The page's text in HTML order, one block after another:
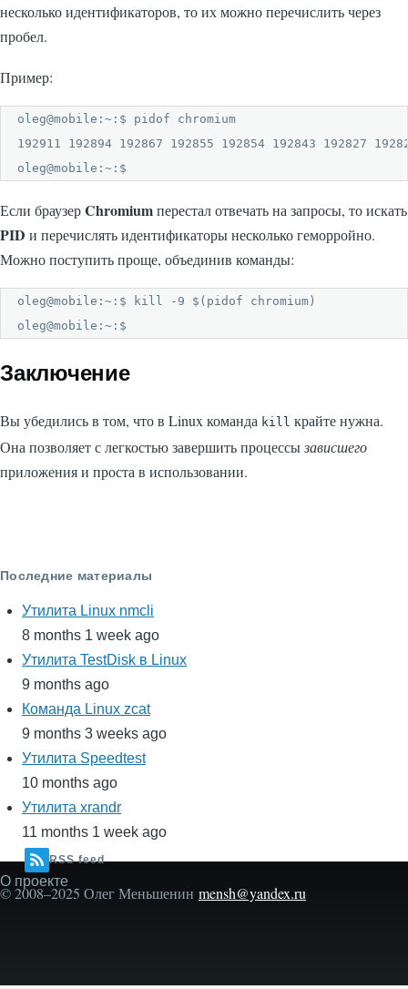
несколько идентификаторов, то их можно перечислить через
пробел.
Пример:
oleg@mobile:~:$ pidof chromium
192911 192894 192867 192855 192854 192843 192827
oleg@mobile:~:$
Если браузерChromiumперестал отвечать на запросы, то искать
PID и перечислять идентификаторы несколько геморройно.
Можно поступить проще, объединив команды:
oleg@mobile:~:$ kill -9 $(pidof chromium)
oleg@mobile:~:$
Заключение
Вы убедились в том, что в Linux команда kill крайте нужна.
Она позволяет с легкостью завершить процессызависшего
приложения и проста в использовании.
Последние материалы
Утилита Linux nmcli
8 months 1 week ago
Утилита TestDisk в Linux
9 months ago
Команда Linux zcat
9 months 3 weeks ago
Утилита Speedtest
10 months ago
Утилита xrandr
11 months 1 week ago
RSS feed
Secondary
menu
О проекте
© 2008–2025 Олег Меньшенин mensh@yandex.ru